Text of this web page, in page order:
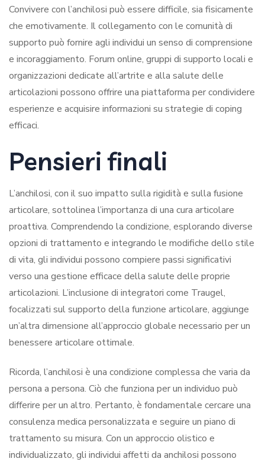
Convivere con l’anchilosi può essere difficile, sia fisicamente
che emotivamente. Il collegamento con le comunità di
supporto può fornire agli individui un senso di comprensione
e incoraggiamento. Forum online, gruppi di supporto locali e
organizzazioni dedicate all’artrite e alla salute delle
articolazioni possono offrire una piattaforma per condividere
esperienze e acquisire informazioni su strategie di coping
efficaci.
Pensieri finali
L’anchilosi, con il suo impatto sulla rigidità e sulla fusione
articolare, sottolinea l’importanza di una cura articolare
proattiva. Comprendendo la condizione, esplorando diverse
opzioni di trattamento e integrando le modifiche dello stile
di vita, gli individui possono compiere passi significativi
verso una gestione efficace della salute delle proprie
articolazioni. L’inclusione di integratori come Traugel,
focalizzati sul supporto della funzione articolare, aggiunge
un’altra dimensione all’approccio globale necessario per un
benessere articolare ottimale.
Ricorda, l’anchilosi è una condizione complessa che varia da
persona a persona. Ciò che funziona per un individuo può
differire per un altro. Pertanto, è fondamentale cercare una
consulenza medica personalizzata e seguire un piano di
trattamento su misura. Con un approccio olistico e
individualizzato, gli individui affetti da anchilosi possono